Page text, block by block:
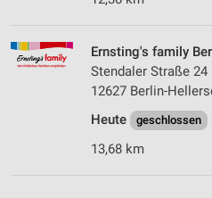
Ernsting's family
Stendaler Straße 24
12627 Berlin-
Heute
geschlossen
13,68 km
Kombinationen von Daten aus
Quellen